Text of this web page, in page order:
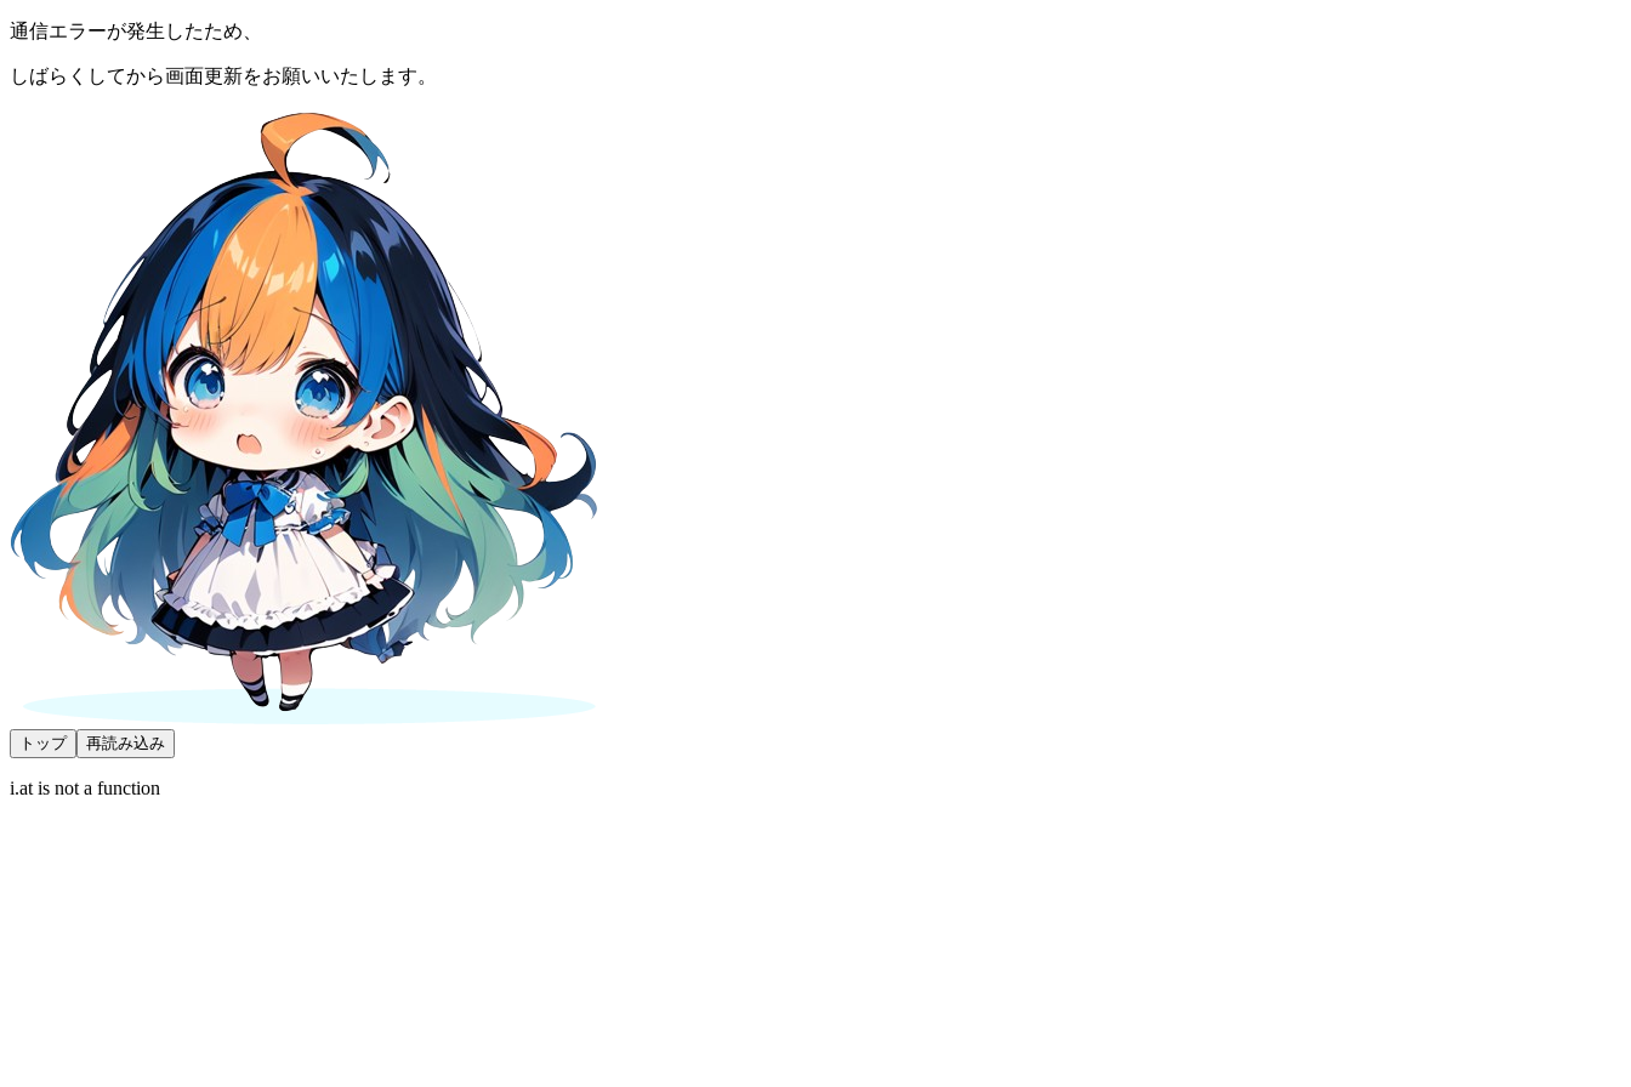
通信エラーが発生したため、
しばらくしてから画面更新をお願いいたします。
トップ 再読み込み
i.at is not a function